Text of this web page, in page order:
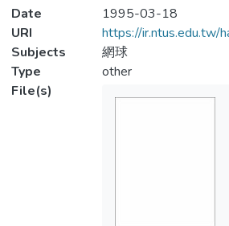
Date
1995-03-18
URI
https://
Subjects
網球
Type
other
File(s)